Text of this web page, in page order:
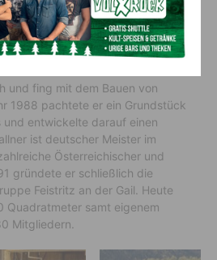
und fing mit dem Bauen von
1988 pachtete er ein Grundstück
und entwickelte darauf einen
ist deutscher Meister im
Österreichischer und
gründete er schließlich die
Feistritz an der Gail. Heute
Quadratmeter samt eigenem
Mitgliedern.